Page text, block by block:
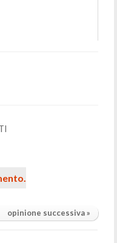
opinione successiva »